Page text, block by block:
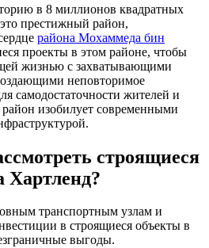
в 8 миллионов квадратных
престижный район,
района Мохаммеда бин
проекты в этом районе, чтобы
жизнью с захватывающими
неповторимое
самодостаточности жителей и
изобилует современными
строящиеся
Хартленд?
транспортным узлам и
в строящиеся объекты в
выгоды.